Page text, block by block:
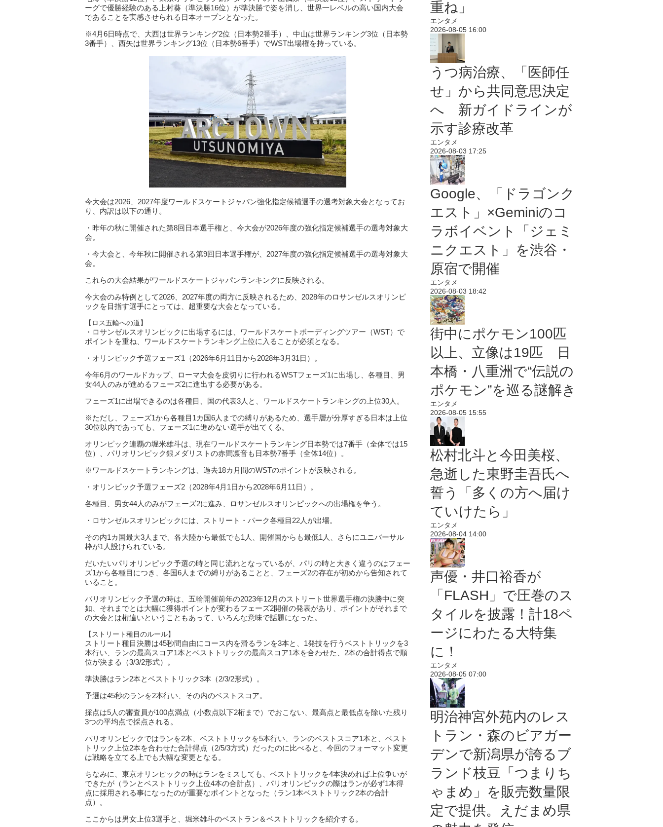
ーグで優勝経験のある上村葵（準決勝16位）が準決勝で姿を消し、世界一レベルの高い国内大会
であることを実感させられる日本オープンとなった。
※4月6日時点で、大西は世界ランキング2位（日本勢2番手）、中山は世界ランキング3位（日本勢
3番手）、西矢は世界ランキング13位（日本勢6番手）でWST出場権を持っている。
今大会は2026、2027年度ワールドスケートジャパン強化指定候補選手の選考対象大会となってお
り、内訳は以下の通り。
・昨年の秋に開催された第8回日本選手権と、今大会が2026年度の強化指定候補選手の選考対象大
会。
・今大会と、今年秋に開催される第9回日本選手権が、2027年度の強化指定候補選手の選考対象大
会。
これらの大会結果がワールドスケートジャパンランキングに反映される。
今大会のみ特例として2026、2027年度の両方に反映されるため、2028年のロサンゼルスオリンピ
ックを目指す選手にとっては、超重要な大会となっている。
【ロス五輪への道】
・ロサンゼルスオリンピックに出場するには、ワールドスケートボーディングツアー（WST）で
ポイントを重ね、ワールドスケートランキング上位に入ることが必須となる。
・オリンピック予選フェーズ1（2026年6月11日から2028年3月31日）。
今年6月のワールドカップ、ローマ大会を皮切りに行われるWSTフェーズ1に出場し、各種目、男
女44人のみが進めるフェーズ2に進出する必要がある。
フェーズ1に出場できるのは各種目、国の代表3人と、ワールドスケートランキングの上位30人。
※ただし、フェーズ1から各種目1カ国6人までの縛りがあるため、選手層が分厚すぎる日本は上位
30位以内であっても、フェーズ1に進めない選手が出てくる。
オリンピック連覇の堀米雄斗は、現在ワールドスケートランキング日本勢では7番手（全体では15
位）、パリオリンピック銀メダリストの赤間凛音も日本勢7番手（全体14位）。
※ワールドスケートランキングは、過去18カ月間のWSTのポイントが反映される。
・オリンピック予選フェーズ2（2028年4月1日から2028年6月11日）。
各種目、男女44人のみがフェーズ2に進み、ロサンゼルスオリンピックへの出場権を争う。
・ロサンゼルスオリンピックには、ストリート・パーク各種目22人が出場。
その内1カ国最大3人まで、各大陸から最低でも1人、開催国からも最低1人、さらにユニバーサル
枠が1人設けられている。
だいたいパリオリンピック予選の時と同じ流れとなっているが、パリの時と大きく違うのはフェー
ズ1から各種目につき、各国6人までの縛りがあることと、フェーズ2の存在が初めから告知されて
いること。
パリオリンピック予選の時は、五輪開催前年の2023年12月のストリート世界選手権の決勝中に突
如、それまでとは大幅に獲得ポイントが変わるフェーズ2開催の発表があり、ポイントがそれまで
の大会とは桁違いということもあって、いろんな意味で話題になった。
【ストリート種目のルール】
ストリート種目決勝は45秒間自由にコース内を滑るランを3本と、1発技を行うベストトリックを3
本行い、ランの最高スコア1本とベストトリックの最高スコア1本を合わせた、2本の合計得点で順
位が決まる（3/3/2形式）。
準決勝はラン2本とベストトリック3本（2/3/2形式）。
予選は45秒のランを2本行い、その内のベストスコア。
採点は5人の審査員が100点満点（小数点以下2桁まで）でおこない、最高点と最低点を除いた残り
3つの平均点で採点される。
パリオリンピックではランを2本、ベストトリックを5本行い、ランのベストスコア1本と、ベスト
トリック上位2本を合わせた合計得点（2/5/3方式）だったのに比べると、今回のフォーマット変更
は戦略を立てる上でも大幅な変更となる。
ちなみに、東京オリンピックの時はランをミスしても、ベストトリックを4本決めれば上位争いが
できたが（ランとベストトリック上位4本の合計点）、パリオリンピックの際はランが必ず1本得
点に採用される事になったのが重要なポイントとなった（ラン1本ベストトリック2本の合計
点）。
ここからは男女上位3選手と、堀米雄斗のベストラン＆ベストトリックを紹介する。
重ね」
エンタメ
2026-08-05 16:00
うつ病治療、「医師任
せ」から共同意思決定
へ 新ガイドラインが
示す診療改革
エンタメ
2026-08-03 17:25
Google、「ドラゴンク
エスト」×Geminiのコ
ラボイベント「ジェミ
ニクエスト」を渋谷・
原宿で開催
エンタメ
2026-08-03 18:42
街中にポケモン100匹
以上、立像は19匹 日
本橋・八重洲で“伝説の
ポケモン”を巡る謎解き
エンタメ
2026-08-05 15:55
松村北斗と今田美桜、
急逝した東野圭吾氏へ
誓う「多くの方へ届け
ていけたら」
エンタメ
2026-08-04 14:00
声優・井口裕香が
「FLASH」で圧巻のス
タイルを披露！計18ペ
ージにわたる大特集
に！
エンタメ
2026-08-05 07:00
明治神宮外苑内のレス
トラン・森のビアガー
デンで新潟県が誇るブ
ランド枝豆「つまりち
ゃまめ」を販売数量限
定で提供。えだまめ県